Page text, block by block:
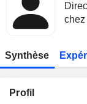
chez
Synthèse
Profil